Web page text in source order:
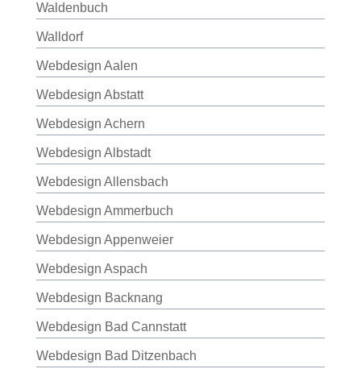
Waldenbuch
Walldorf
Webdesign Aalen
Webdesign Abstatt
Webdesign Achern
Webdesign Albstadt
Webdesign Allensbach
Webdesign Ammerbuch
Webdesign Appenweier
Webdesign Aspach
Webdesign Backnang
Webdesign Bad Cannstatt
Webdesign Bad Ditzenbach